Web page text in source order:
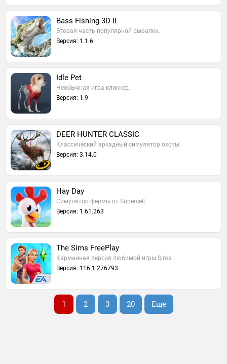
Bass Fishing 3D II
Вторая часть популярной рыбалки.
Версия: 1.1.6
Idle Pet
Необычная игра-кликкер.
Версия: 1.9
DEER HUNTER CLASSIC
Классический аркадный симулятор охоты.
Версия: 3.14.0
Hay Day
Симулятор фермы от Supercell.
Версия: 1.61.263
The Sims FreePlay
Карманная версия любимой игры Sims.
Версия: 116.1.276793
1 2 3 20 Еще